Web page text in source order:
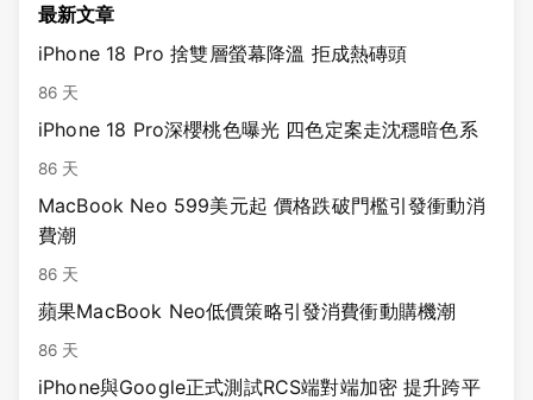
最新文章
iPhone 18 Pro 捨雙層螢幕降溫 拒成熱磚頭
86 天
iPhone 18 Pro深櫻桃色曝光 四色定案走沈穩暗色系
86 天
MacBook Neo 599美元起 價格跌破門檻引發衝動消
費潮
86 天
蘋果MacBook Neo低價策略引發消費衝動購機潮
86 天
iPhone與Google正式測試RCS端對端加密 提升跨平